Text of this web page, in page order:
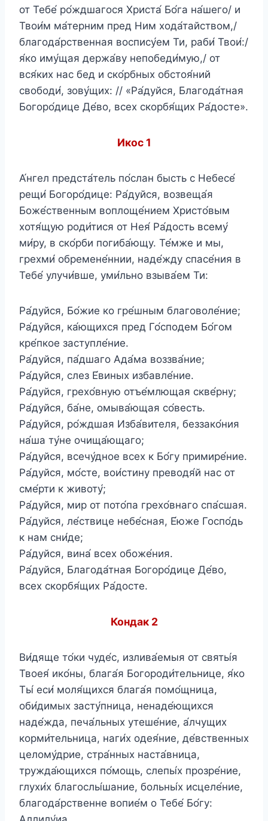
от Тебе́ ро́ждшагося Христа́ Бо́га на́шего/ и
Твои́м ма́терним пред Ним хода́тайством,/
благода́рственная воспису́ем Ти, раби́ Твои́:/
я́ко иму́щая держа́ву непобеди́мую,/ от
вся́ких нас бед и ско́рбных обстоя́ний
свободи́, зову́щих: // «Ра́дуйся, Благода́тная
Богоро́дице Де́во, всех скорбя́щих Ра́досте».
Икос 1
А́нгел предста́тель по́слан бысть с Небесе́
рещи́ Богоро́дице: Ра́дуйся, возвеща́я
Боже́ственным воплоще́нием Христо́вым
хотя́щую роди́тися от Нея́ Ра́дость всему́
ми́ру, в ско́рби погиба́ющу. Те́мже и мы,
грехми́ обремене́ннии, наде́жду спасе́ния в
Тебе́ улучи́вше, уми́льно взыва́ем Ти:
Ра́дуйся, Бо́жие ко гре́шным благоволе́ние;
Ра́дуйся, ка́ющихся пред Го́сподем Бо́гом
кре́пкое заступле́ние.
Ра́дуйся, па́дшаго Ада́ма воззва́ние;
Ра́дуйся, слез Е́виных избавле́ние.
Ра́дуйся, грехо́вную отъе́млющая скве́рну;
Ра́дуйся, ба́не, омыва́ющая со́весть.
Ра́дуйся, ро́ждшая Изба́вителя, беззако́ния
на́ша ту́не очища́ющаго;
Ра́дуйся, всечу́дное всех к Бо́гу примире́ние.
Ра́дуйся, мо́сте, вои́стину преводя́й нас от
сме́рти к животу́;
Ра́дуйся, мир от пото́па грехо́внаго спа́сшая.
Ра́дуйся, ле́ствице небе́сная, Е́юже Госпо́дь
к нам сни́де;
Ра́дуйся, вина́ всех обоже́ния.
Ра́дуйся, Благода́тная Богоро́дице Де́во,
всех скорбя́щих Ра́досте.
Кондак 2
Ви́дяще то́ки чуде́с, излива́емыя от святы́я
Твоея́ ико́ны, блага́я Богороди́тельнице, я́ко
Ты́ еси́ моля́щихся блага́я помо́щница,
оби́димых засту́пница, ненаде́ющихся
наде́жда, печа́льных утеше́ние, а́лчущих
корми́тельница, наги́х одея́ние, де́вственных
целому́дрие, стра́нных наста́вница,
тружда́ющихся по́мощь, слепы́х прозре́ние,
глухи́х благослы́шание, больны́х исцеле́ние,
благода́рственне вопие́м о Тебе́ Бо́гу: